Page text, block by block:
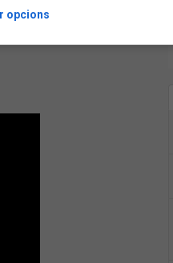
dins
opcions